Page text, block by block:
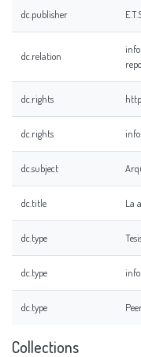
dc.publisher
dc.relation
dc.rights
dc.rights
dc.subject
dc.title La
dc.type
dc.type
dc.type
Collections